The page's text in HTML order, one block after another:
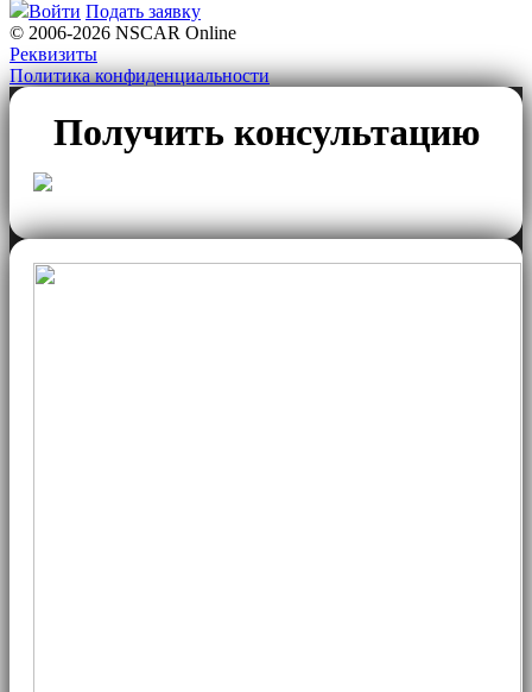
Войти Подать заявку
© 2006-2026 NSCAR Online
Реквизиты
Политика конфиденциальности
Получить консультацию